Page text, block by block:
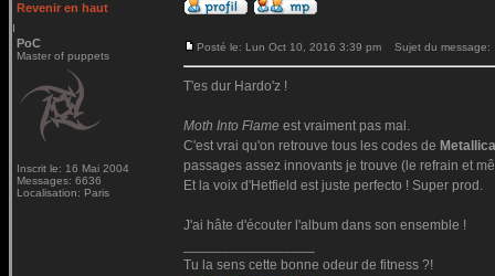
Revenir en haut
PoC
Master of puppets
Inscrit le: 16 Mai 2004
Messages: 6636
Localisation: Paris
Posté le: Lun Oct 10, 2016 3:39 pm Sujet du message:
T'es dur Hardo'z !
Moth Into Flame est vraiment pas mal.
C'est vrai qu'on retrouve tous les codes de Metallica
passages assez innovants je trouve (le refrain et
Et la voix d'Hetfield est juste perfecto ! Super prod.
J'ai hâte d'écouter l'album dans son ensemble !
Tu la sens cette bonne odeur de fitness ?!